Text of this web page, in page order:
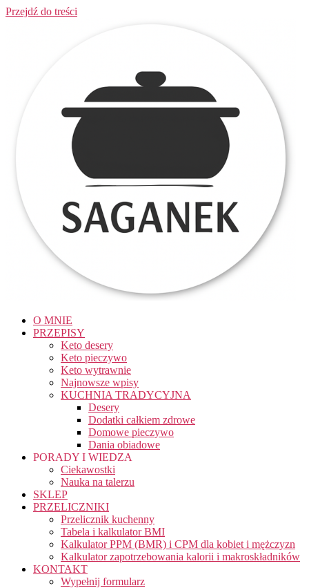
Przejdź do treści
O MNIE
PRZEPISY
Keto desery
Keto pieczywo
Keto wytrawnie
Najnowsze wpisy
KUCHNIA TRADYCYJNA
Desery
Dodatki całkiem zdrowe
Domowe pieczywo
Dania obiadowe
PORADY I WIEDZA
Ciekawostki
Nauka na talerzu
SKLEP
PRZELICZNIKI
Przelicznik kuchenny
Tabela i kalkulator BMI
Kalkulator PPM (BMR) i CPM dla kobiet i mężczyzn
Kalkulator zapotrzebowania kalorii i makroskładników
KONTAKT
Wypełnij formularz